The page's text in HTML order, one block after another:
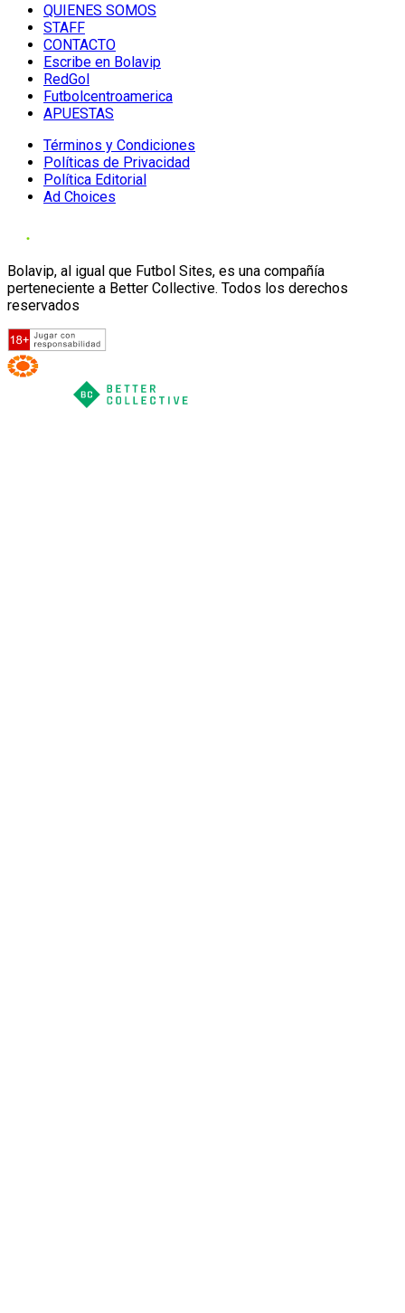
QUIENES SOMOS
STAFF
CONTACTO
Escribe en Bolavip
RedGol
Futbolcentroamerica
APUESTAS
Términos y Condiciones
Políticas de Privacidad
Política Editorial
Ad Choices
Bolavip, al igual que Futbol Sites, es una compañía
perteneciente a Better Collective. Todos los derechos
reservados